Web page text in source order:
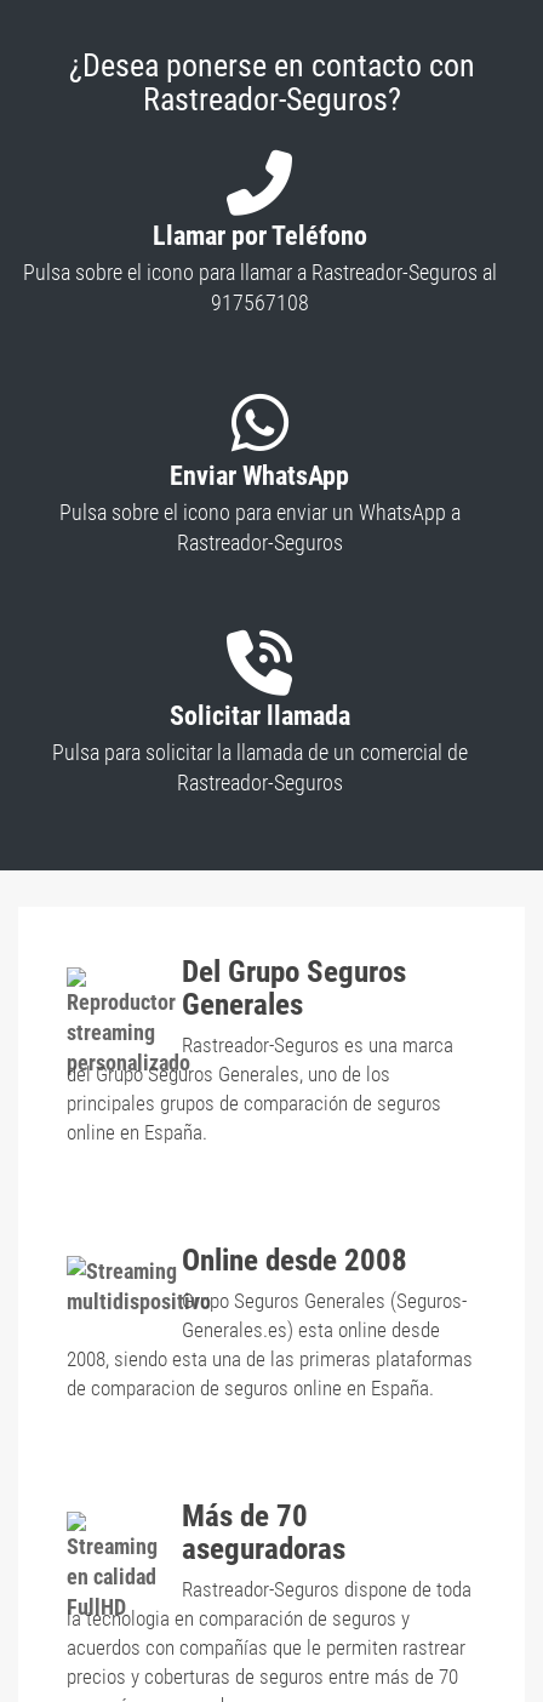
¿Desea ponerse en contacto con
Rastreador-Seguros?
Llamar por Teléfono
Pulsa sobre el icono para llamar a Rastreador-Seguros al
917567108
Enviar WhatsApp
Pulsa sobre el icono para enviar un WhatsApp a
Rastreador-Seguros
Solicitar llamada
Pulsa para solicitar la llamada de un comercial de
Rastreador-Seguros
Del Grupo Seguros
Generales
Rastreador-Seguros es una marca
del Grupo Seguros Generales, uno de los
principales grupos de comparación de seguros
online en España.
Online desde 2008
Grupo Seguros Generales (Seguros-
Generales.es) esta online desde
2008, siendo esta una de las primeras plataformas
de comparacion de seguros online en España.
Más de 70
aseguradoras
Rastreador-Seguros dispone de toda
la tecnologia en comparación de seguros y
acuerdos con compañías que le permiten rastrear
precios y coberturas de seguros entre más de 70